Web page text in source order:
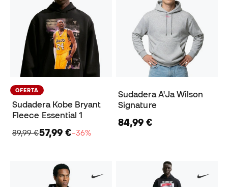
OFERTA
Sudadera Kobe Bryant
Fleece Essential 1
89,99 €57,99 €−36%
Sudadera A'Ja Wilson
Signature
84,99 €